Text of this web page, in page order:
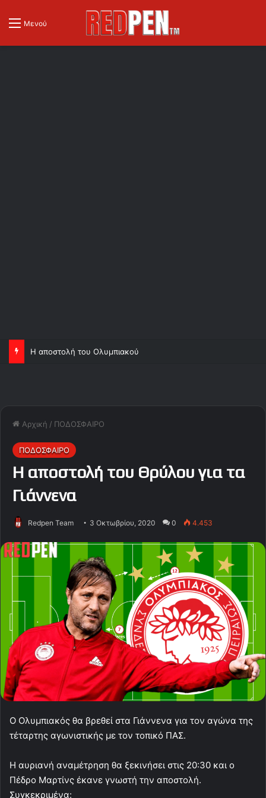
Μενού
Ορτέγκα και Σα, ανεβάζουν κι άλλο τον Ολυμπιακό!
Αρχική / ΠΟΔΟΣΦΑΙΡΟ
ΠΟΔΟΣΦΑΙΡΟ
Η αποστολή του Θρύλου για τα
Γιάννενα
Redpen Team 3 Οκτωβρίου, 2020 0 4.453
Ο Ολυμπιακός θα βρεθεί στα Γιάννενα για τον αγώνα της
τέταρτης αγωνιστικής με τον τοπικό ΠΑΣ.
Η αυριανή αναμέτρηση θα ξεκινήσει στις 20:30 και ο
Πέδρο Μαρτίνς έκανε γνωστή την αποστολή.
Συγκεκριμένα: